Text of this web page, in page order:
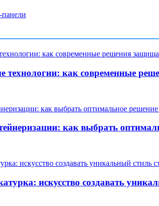
технологии: как современные
как выбрать
искусство создавать